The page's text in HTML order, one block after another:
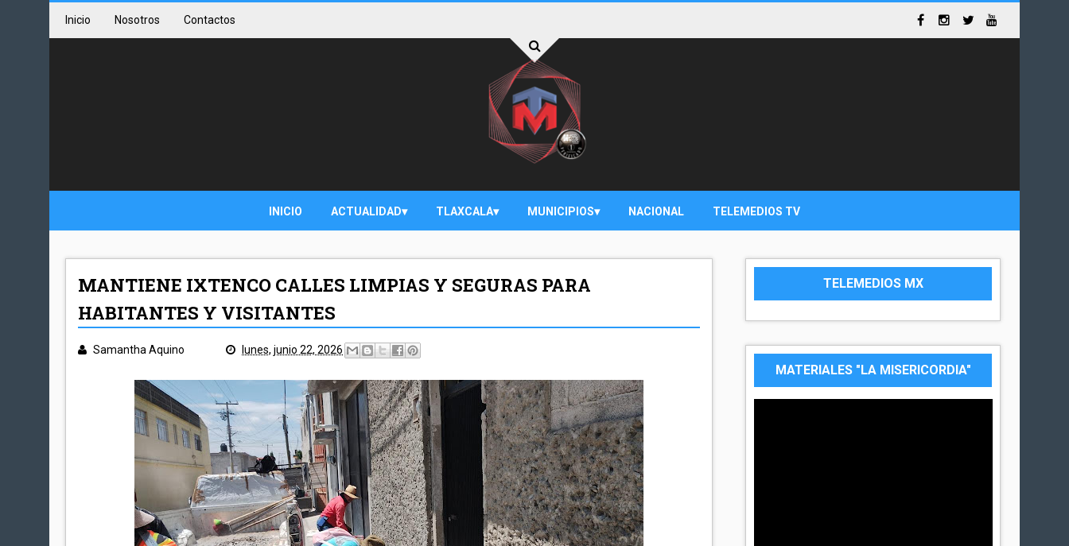
Inicio Nosotros Contactos
INICIO ACTUALIDAD TLAXCALA MUNICIPIOS NACIONAL TELEMEDIOS TV
MANTIENE IXTENCO CALLES LIMPIAS Y SEGURAS PARA
HABITANTES Y VISITANTES
Samantha Aquino lunes, junio 22, 2026
TELEMEDIOS MX
MATERIALES "LA MISERICORDIA"